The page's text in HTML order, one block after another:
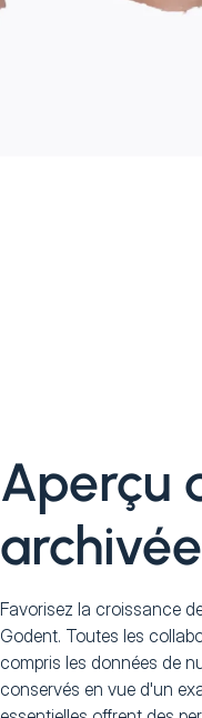
Aperçu
Favorisez la croissance
Godent. Toutes les
compris les données de
conservés en vue d'un